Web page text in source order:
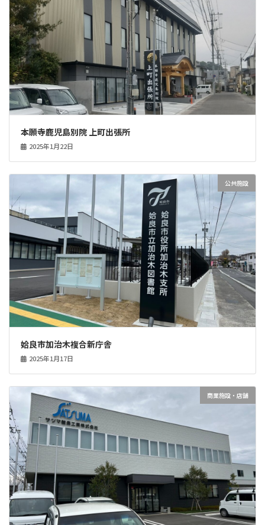
本願寺鹿児島別院 上町出張所
2025年1月22日
公共施設
姶良市加治木複合新庁舎
2025年1月17日
商業施設・店舗